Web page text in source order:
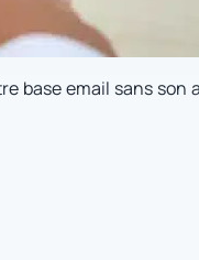
base email sans